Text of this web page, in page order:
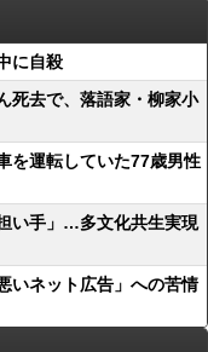
に自殺
死去で、落語家・柳家小
を運転していた77歳男性
い手」…多文化共生実現
ネット広告」への苦情